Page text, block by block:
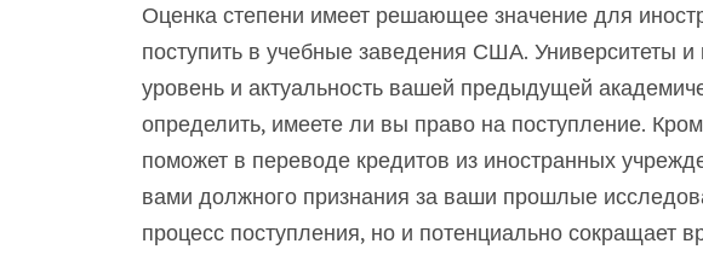
Оценка степени имеет решающее значение для
поступить в учебные заведения США. Университеты
уровень и актуальность вашей предыдущей
определить, имеете ли вы право на поступление.
поможет в переводе кредитов из иностранных
вами должного признания за ваши прошлые
процесс поступления, но и потенциально сокращает